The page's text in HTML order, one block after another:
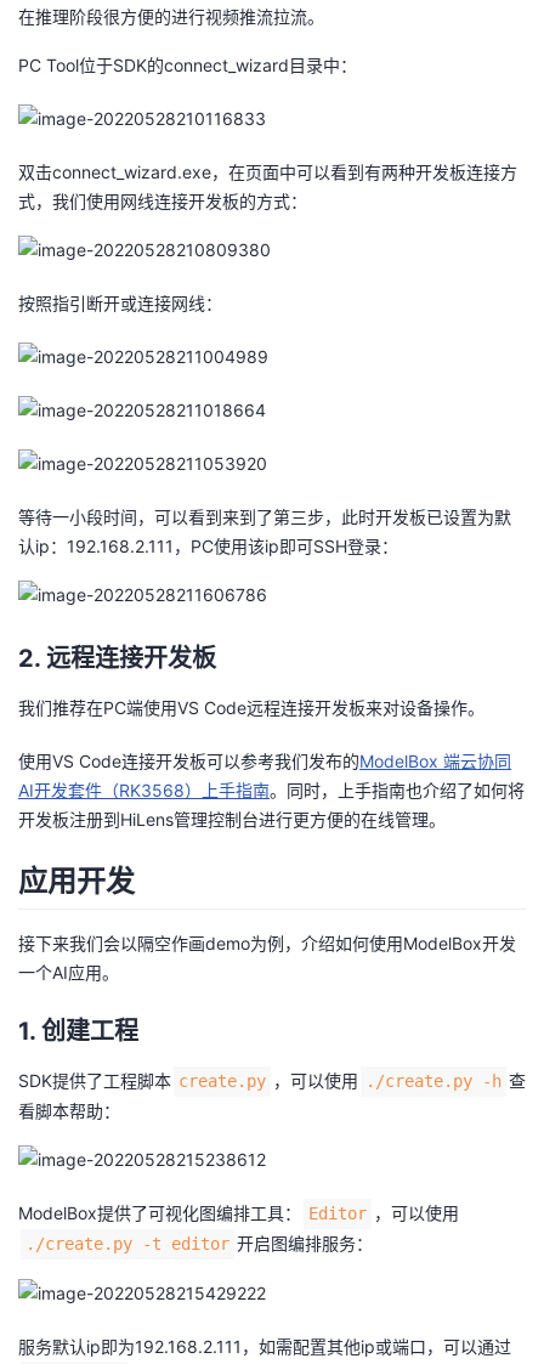
藏
在推理阶段很方便的进行视频推流拉流。
PC Tool位于SDK的connect_wizard目录中：
双击connect_wizard.exe，在页面中可以看到有两种开发板连接方
式，我们使用网线连接开发板的方式：
按照指引断开或连接网线：
等待一小段时间，可以看到来到了第三步，此时开发板已设置为默
认ip：192.168.2.111，PC使用该ip即可SSH登录：
2. 远程连接开发板
我们推荐在PC端使用VS Code远程连接开发板来对设备操作。
使用VS Code连接开发板可以参考我们发布的ModelBox 端云协同
AI开发套件（RK3568）上手指南。同时，上手指南也介绍了如何将
开发板注册到HiLens管理控制台进行更方便的在线管理。
应用开发
接下来我们会以隔空作画demo为例，介绍如何使用ModelBox开发
一个AI应用。
1. 创建工程
SDK提供了工程脚本 create.py ，可以使用 ./create.py -h 查
看脚本帮助：
ModelBox提供了可视化图编排工具： Editor ，可以使用
./create.py -t editor 开启图编排服务：
服务默认ip即为192.168.2.111，如需配置其他ip或端口，可以通过